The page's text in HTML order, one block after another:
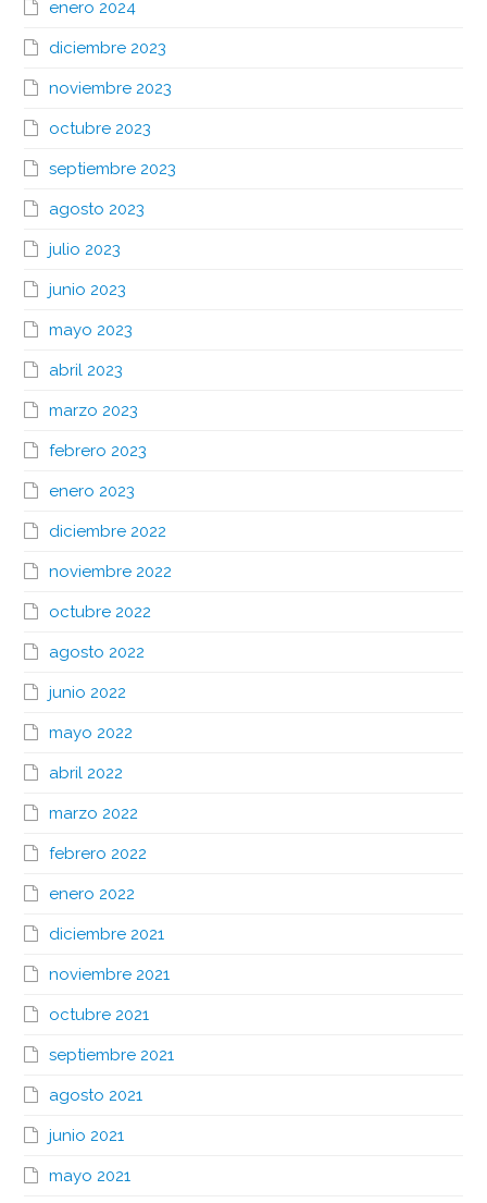
enero 2024
diciembre 2023
noviembre 2023
octubre 2023
septiembre 2023
agosto 2023
julio 2023
junio 2023
mayo 2023
abril 2023
marzo 2023
febrero 2023
enero 2023
diciembre 2022
noviembre 2022
octubre 2022
agosto 2022
junio 2022
mayo 2022
abril 2022
marzo 2022
febrero 2022
enero 2022
diciembre 2021
noviembre 2021
octubre 2021
septiembre 2021
agosto 2021
junio 2021
mayo 2021